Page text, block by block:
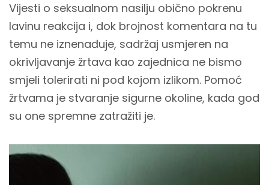
Vijesti o seksualnom nasilju obično pokrenu
lavinu reakcija i, dok brojnost komentara na tu
temu ne iznenađuje, sadržaj usmjeren na
okrivljavanje žrtava kao zajednica ne bismo
smjeli tolerirati ni pod kojom izlikom. Pomoć
žrtvama je stvaranje sigurne okoline, kada god
su one spremne zatražiti je.